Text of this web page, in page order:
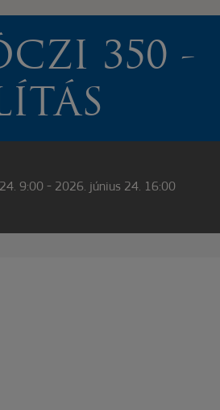
350 -
9:00 - 2026. június 24. 16:00